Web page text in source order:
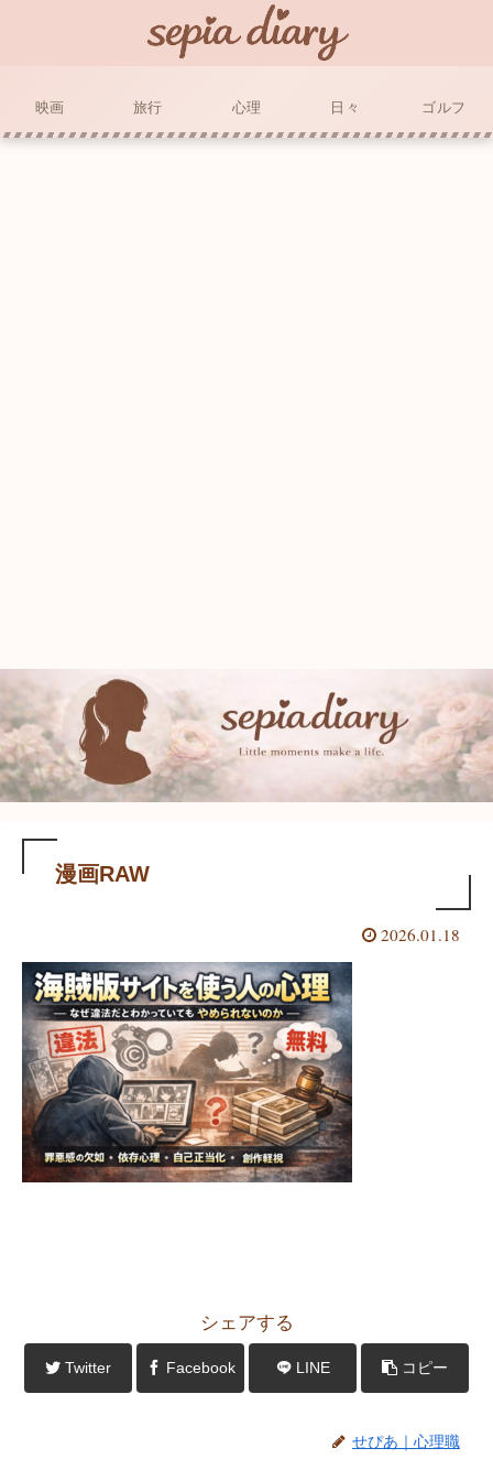
映画 旅行 心理 日々 ゴルフ
漫画RAW
2026.01.18
シェアする
Twitter Facebook LINE コピー
せぴあ｜心理職